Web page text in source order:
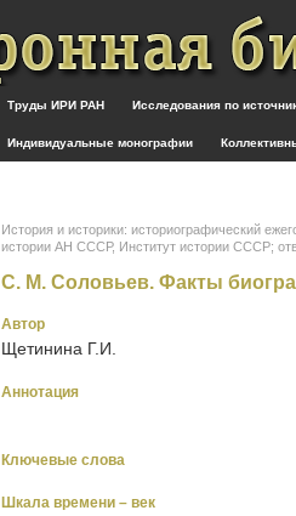
Труды ИРИ РАН Исследования по
Индивидуальные монографии
История и историки: историографический
истории АН СССР, Институт истории СССР;
С. М. Соловьев. Факты
Автор
Щетинина Г.И.
Аннотация
Ключевые слова
Шкала времени – век